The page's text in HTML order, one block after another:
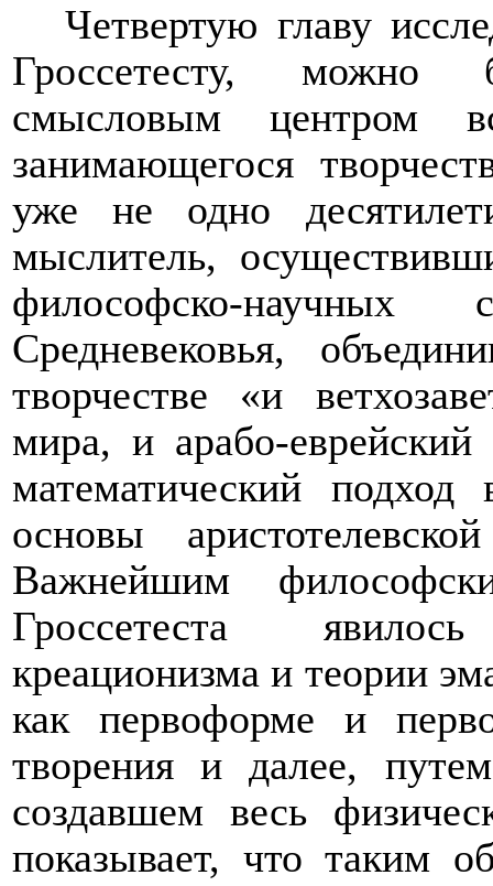
Четвертую главу
Гроссетесту, можно
смысловым центром
занимающегося
уже не одно
мыслитель,
философско-
Средневековья,
творчестве «и
мира, и арабо-
математический подход
основы
Важнейшим
Гроссетеста
креационизма и теории
как первоформе и
творения и далее,
создавшем весь
показывает, что таким